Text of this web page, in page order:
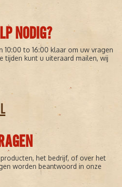
NODIG?
10:00 to 16:00 klaar om uw vragen
tijden kunt u uiteraard mailen, wij
het bedrijf, of over het
worden beantwoord in onze